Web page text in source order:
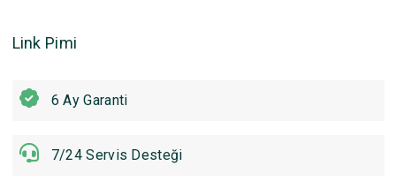
Link Pimi
6 Ay Garanti
7/24 Servis Desteği